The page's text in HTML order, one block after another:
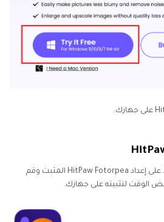
الآن حان وقت التثبيت. اضغط على إعداد HitPaw Fotorpea المثبت وقم
الوقت لتثبيته على جهازك.